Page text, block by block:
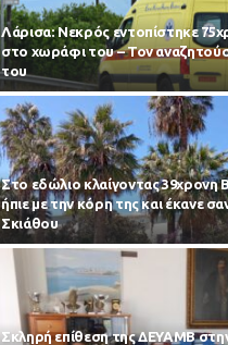
Λάρισα: Νεκρός εντοπίστηκε
στο χωράφι του – Toν
του
Στο εδώλιο κλαίγοντας 39χρονη
ήπιε με την κόρη της και έκανε
Σκιάθου
Σκληρή επίθεση της ΔΕΥΑΜΒ